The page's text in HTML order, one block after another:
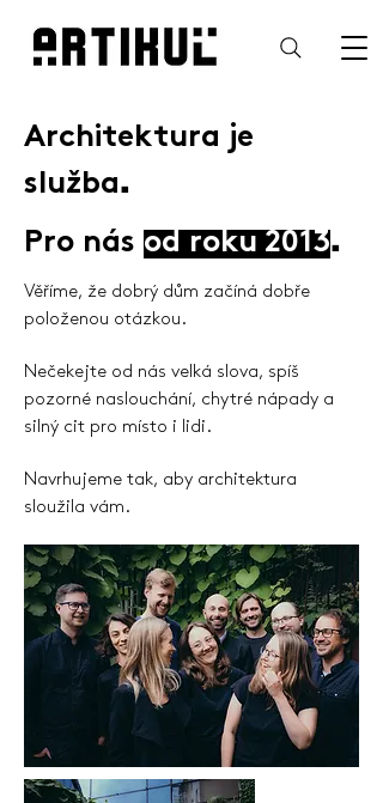
Architektura je
služba.
Pro nás od roku 2013.
Věříme, že dobrý dům začíná dobře
položenou otázkou.
Nečekejte od nás velká slova, spíš
pozorné naslouchání, chytré nápady a
silný cit pro místo i lidi.
Navrhujeme tak, aby architektura
sloužila vám.